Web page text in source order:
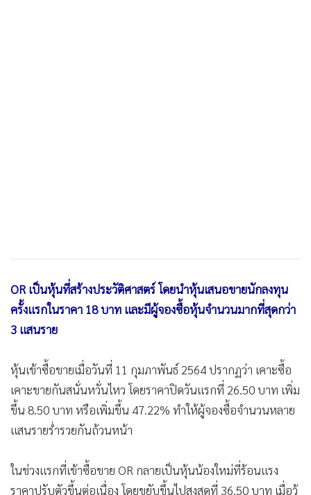
OR เป็นหุ้นที่สร้างประวัติศาสตร์ โดยนำหุ้นเสนอขายนักลงทุน
ครั้งแรกในราคา 18 บาท และมีผู้จองซื้อหุ้นจำนวนมากที่สุดกว่า
3 แสนราย
หุ้นเข้าซื้อขายเมื่อวันที่ 11 กุมภาพันธ์ 2564 ปรากฏว่า เคาะซื้อ
เคาะขายกันสนั่นหวั่นไหว โดยราคาปิดวันแรกที่ 26.50 บาท เพิ่ม
ขึ้น 8.50 บาท หรือเพิ่มขึ้น 47.22% ทำให้ผู้จองซื้อจำนวนหลาย
แสนรายร่ำรวยกันถ้วนหน้า
ในช่วงแรกที่เข้าซื้อขาย OR กลายเป็นหุ้นน้องใหม่ที่ร้อนแรง
ราคาปรับตัวขึ้นต่อเนื่อง โดยขยับขึ้นไปสูงสุดที่ 36.50 บาท เมื่อว้